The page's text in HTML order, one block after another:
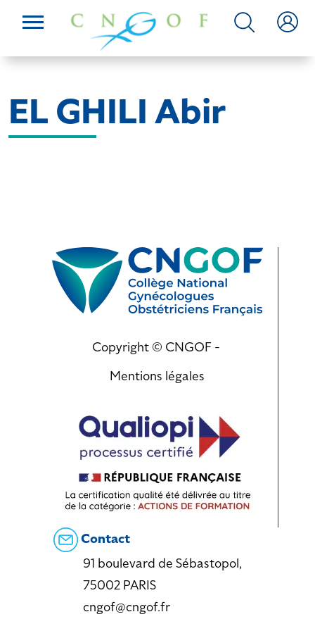
EL GHILI Abir
Copyright © CNGOF -
Mentions légales
Contact
91 boulevard de Sébastopol,
75002 PARIS
cngof@cngof.fr